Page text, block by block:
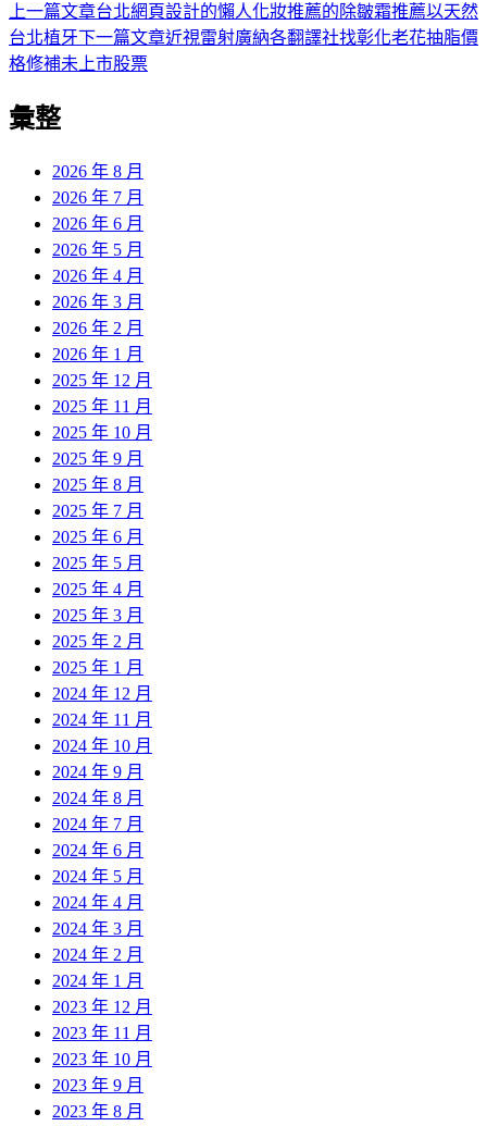
文
章
覽
上一篇文章台北網頁設計的懶人化妝推薦的除皺霜推薦以天然
台北植牙下一篇文章近視雷射廣納各翻譯社找彰化老花抽脂價
格修補未上市股票
彙整
2026 年 8 月
2026 年 7 月
2026 年 6 月
2026 年 5 月
2026 年 4 月
2026 年 3 月
2026 年 2 月
2026 年 1 月
2025 年 12 月
2025 年 11 月
2025 年 10 月
2025 年 9 月
2025 年 8 月
2025 年 7 月
2025 年 6 月
2025 年 5 月
2025 年 4 月
2025 年 3 月
2025 年 2 月
2025 年 1 月
2024 年 12 月
2024 年 11 月
2024 年 10 月
2024 年 9 月
2024 年 8 月
2024 年 7 月
2024 年 6 月
2024 年 5 月
2024 年 4 月
2024 年 3 月
2024 年 2 月
2024 年 1 月
2023 年 12 月
2023 年 11 月
2023 年 10 月
2023 年 9 月
2023 年 8 月